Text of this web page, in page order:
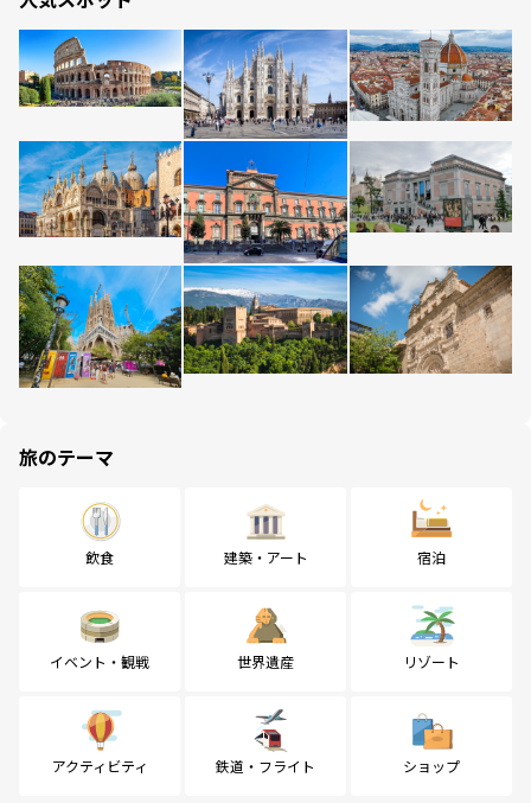
旅のテーマ
飲食 建築・アート 宿泊
イベント・観戦 世界遺産 リゾート
アクティビティ 鉄道・フライト ショップ